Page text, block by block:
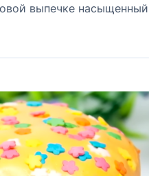
выпечке насыщенный